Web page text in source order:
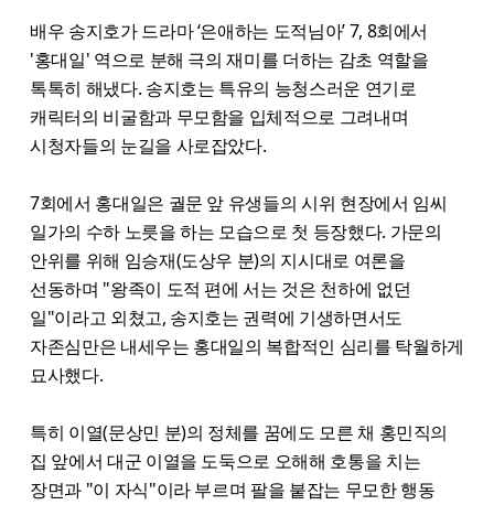
배우 송지호가 드라마 ‘은애하는 도적님아’ 7, 8회에서
'홍대일' 역으로 분해 극의 재미를 더하는 감초 역할을
톡톡히 해냈다. 송지호는 특유의 능청스러운 연기로
캐릭터의 비굴함과 무모함을 입체적으로 그려내며
시청자들의 눈길을 사로잡았다.
7회에서 홍대일은 궐문 앞 유생들의 시위 현장에서 임씨
일가의 수하 노릇을 하는 모습으로 첫 등장했다. 가문의
안위를 위해 임승재(도상우 분)의 지시대로 여론을
선동하며 "왕족이 도적 편에 서는 것은 천하에 없던
일"이라고 외쳤고, 송지호는 권력에 기생하면서도
자존심만은 내세우는 홍대일의 복합적인 심리를 탁월하게
묘사했다.
특히 이열(문상민 분)의 정체를 꿈에도 모른 채 홍민직의
집 앞에서 대군 이열을 도둑으로 오해해 호통을 치는
장면과 "이 자식"이라 부르며 팔을 붙잡는 무모한 행동